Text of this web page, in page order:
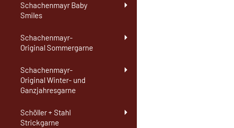
Schachenmayr Baby
Smiles
Schachenmayr-
Original Sommergarne
Schachenmayr-
Original Winter- und
Ganzjahresgarne
Schöller + Stahl
Strickgarne